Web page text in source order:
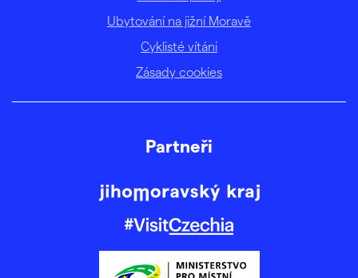
Ubytování na jižní Moravě
Cyklisté vítáni
Zásady cookies
Partneři